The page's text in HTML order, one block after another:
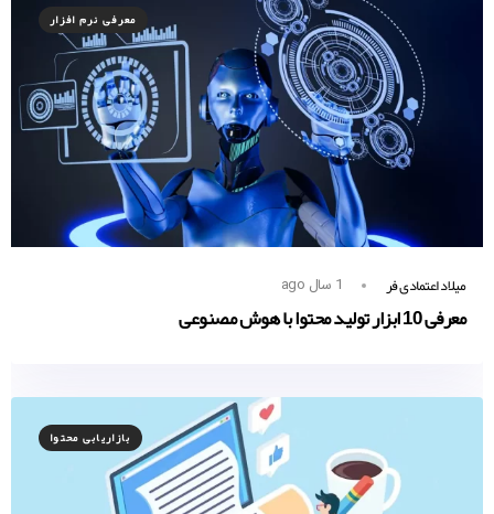
معرفی نرم افزار
میلاد اعتمادی فر 1 سال ago
معرفی 10 ابزار تولید محتوا با هوش مصنوعی
بازاریابی محتوا